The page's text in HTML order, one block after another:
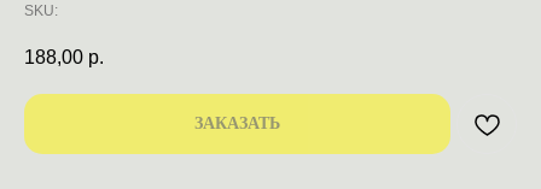
SKU:
188,00 р.
ЗАКАЗАТЬ